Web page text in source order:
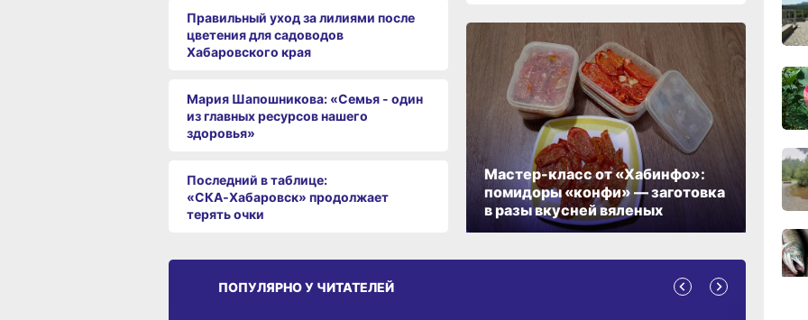
Правильный уход за лилиями после
цветения для садоводов
Хабаровского края
Мария Шапошникова: «Семья - один
из главных ресурсов нашего
здоровья»
Последний в таблице:
«СКА‑Хабаровск» продолжает
терять очки
Мастер-класс от «Хабинфо»:
помидоры «конфи» — заготовка
в разы вкусней вяленых
ПОПУЛЯРНО У ЧИТАТЕЛЕЙ